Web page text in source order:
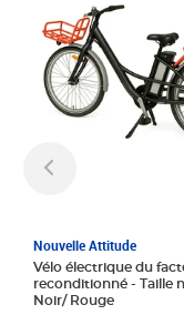
Nouvelle Attitude
Vélo électrique du
reconditionné - Taille normale -
Noir/ Rouge